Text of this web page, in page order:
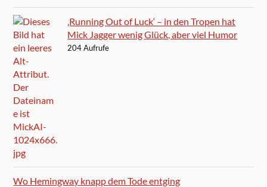
‚Running Out of Luck‘ – in den Tropen hat
Mick Jagger wenig Glück, aber viel Humor
204 Aufrufe
Wo Hemingway knapp dem Tode entging